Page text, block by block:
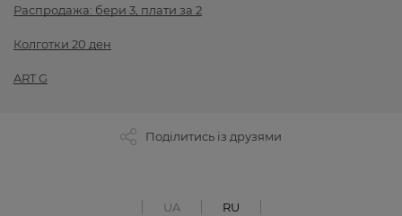
Распродажа: бери 3, плати за 2
Колготки 20 ден
ART G
Поділитись із друзями
UA RU